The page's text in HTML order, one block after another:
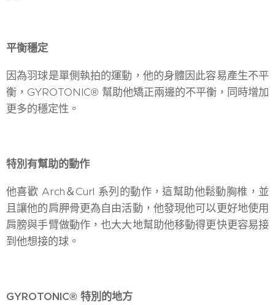
平衡穩定
因為羽球是單側執拍的運動，他的身體因此容易產生不平
衡，GYROTONIC® 幫助他矯正兩邊的不平衡，同時增加
更多的穩定性。
特別有幫助的動作
他喜歡 Arch＆Curl 系列的動作，這幫助他鬆動胸椎，並
且讓他的肩胛骨更為自由活動，他發現他可以更好地使用
肩膀與手臂做動作，也大大地幫助他移動得更快更容易接
到他想接的球。
GYROTONIC® 特別的地方